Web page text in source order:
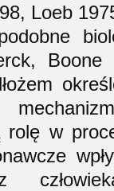
Loeb
rolę w